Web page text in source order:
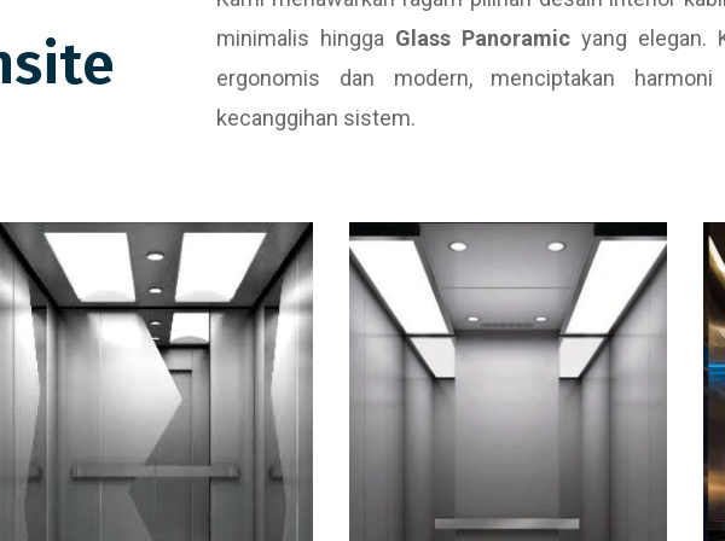
minimalis hingga Glass Panoramic yang elegan.
ergonomis dan modern, menciptakan
kecanggihan sistem.